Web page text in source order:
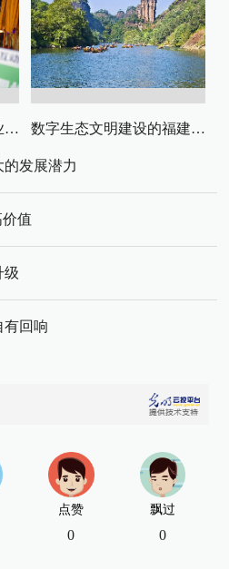
从票根经济到文旅全产业链升级 数字生态文明建设的福建路径与启示
发展潜力
值
级
有回响
点赞
0
飘过
0